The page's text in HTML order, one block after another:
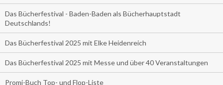
Das Bücherfestival - Baden-Baden als Bücherhauptstadt
Deutschlands!
Das Bücherfestival 2025 mit Elke Heidenreich
Das Bücherfestival 2025 mit Messe und über 40 Veranstaltungen
Promi-Buch Top- und Flop-Liste